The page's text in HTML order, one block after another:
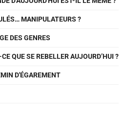
MANIPULATEURS ?
DES GENRES
QUE SE REBELLER AUJOURD’HUI ?
D'ÉGAREMENT